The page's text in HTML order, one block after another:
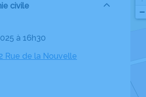
civile
à 16h30
Rue de la Nouvelle
−